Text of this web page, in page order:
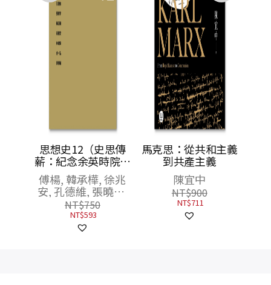
思想史12（史思傳
薪：紀念余英時院士
專號）
傅楊, 韓承樺, 徐兆
安, 孔德維, 張曉宇,
楊正顯, 翁稷安, 林峻
煒, 余一泓, 黃相輔
NT$750
NT$593
馬克思：從共和主義
到共產主義
陳宜中
NT$900
NT$711